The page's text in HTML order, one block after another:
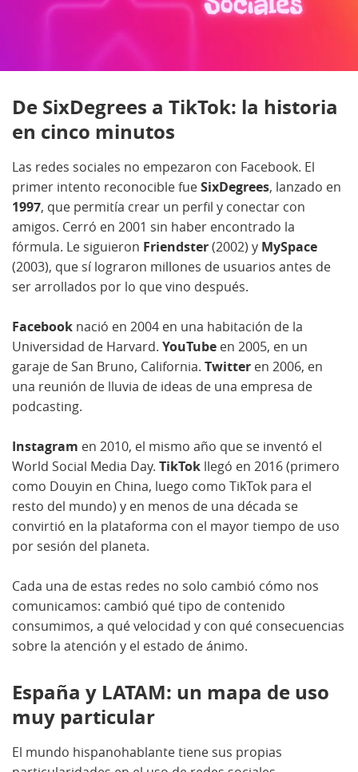
De SixDegrees a TikTok: la historia
en cinco minutos
Las redes sociales no empezaron con Facebook. El
primer intento reconocible fueSixDegrees, lanzado en
1997, que permitía crear un perfil y conectar con
amigos. Cerró en 2001 sin haber encontrado la
fórmula. Le siguieron Friendster(2002) y MySpace
(2003), que sí lograron millones de usuarios antes de
ser arrollados por lo que vino después.
Facebook nació en 2004 en una habitación de la
Universidad de Harvard. YouTube en 2005, en un
garaje de San Bruno, California. Twitter en 2006, en
una reunión de lluvia de ideas de una empresa de
podcasting.
Instagram en 2010, el mismo año que se inventó el
World Social Media Day. TikTok llegó en 2016 (primero
como Douyin en China, luego como TikTok para el
resto del mundo) y en menos de una década se
convirtió en la plataforma con el mayor tiempo de uso
por sesión del planeta.
Cada una de estas redes no solo cambió cómo nos
comunicamos: cambió qué tipo de contenido
consumimos, a qué velocidad y con qué consecuencias
sobre la atención y el estado de ánimo.
España y LATAM: un mapa de uso
muy particular
El mundo hispanohablante tiene sus propias